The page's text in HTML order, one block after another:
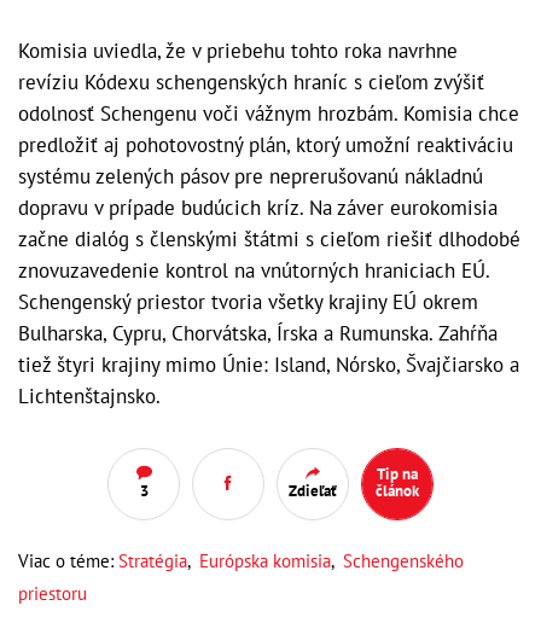
Komisia uviedla, že v priebehu tohto roka navrhne
revíziu Kódexu schengenských hraníc s cieľom zvýšiť
odolnosť Schengenu voči vážnym hrozbám. Komisia chce
predložiť aj pohotovostný plán, ktorý umožní reaktiváciu
systému zelených pásov pre neprerušovanú nákladnú
dopravu v prípade budúcich kríz. Na záver eurokomisia
začne dialóg s členskými štátmi s cieľom riešiť dlhodobé
znovuzavedenie kontrol na vnútorných hraniciach EÚ.
Schengenský priestor tvoria všetky krajiny EÚ okrem
Bulharska, Cypru, Chorvátska, Írska a Rumunska. Zahŕňa
tiež štyri krajiny mimo Únie: Island, Nórsko, Švajčiarsko a
Lichtenštajnsko.
3 Zdieľať
Tip na
článok
Viac o téme: Stratégia, Európska komisia, Schengenského
priestoru